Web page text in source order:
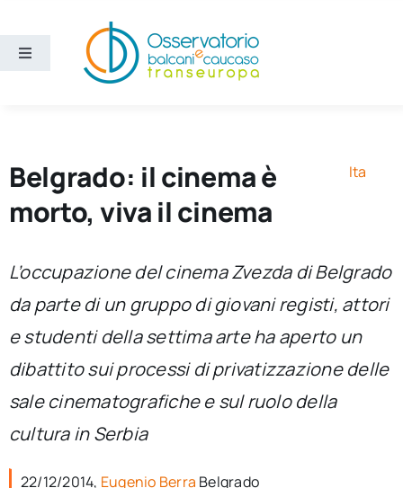
contenuto
Toggle
Ricerca e divulgazione
Sezioni
Chi siamo
per:
Belgrado: il cinema è
morto, viva il cinema
Ita
L’occupazione del cinema Zvezda di Belgrado
da parte di un gruppo di giovani registi, attori
e studenti della settima arte ha aperto un
dibattito sui processi di privatizzazione delle
sale cinematografiche e sul ruolo della
cultura in Serbia
22/12/2014, Eugenio Berra Belgrado